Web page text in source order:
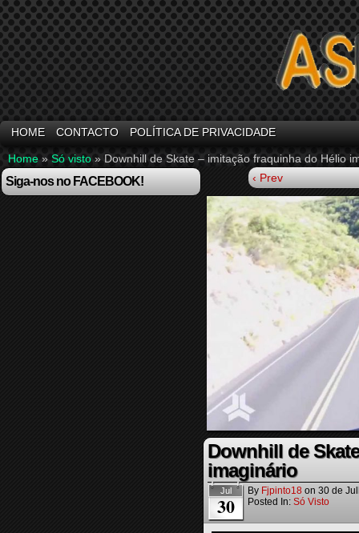
HOME CONTACTO POLÍTICA DE PRIVACIDADE
Home » Só visto » Downhill de Skate – imitação fraquinha do Hélio
Siga-nos no FACEBOOK! ‹ Prev
Downhill de
imaginário
Jul
30
By Fjpinto18 on 30 de
Posted In: Só Visto